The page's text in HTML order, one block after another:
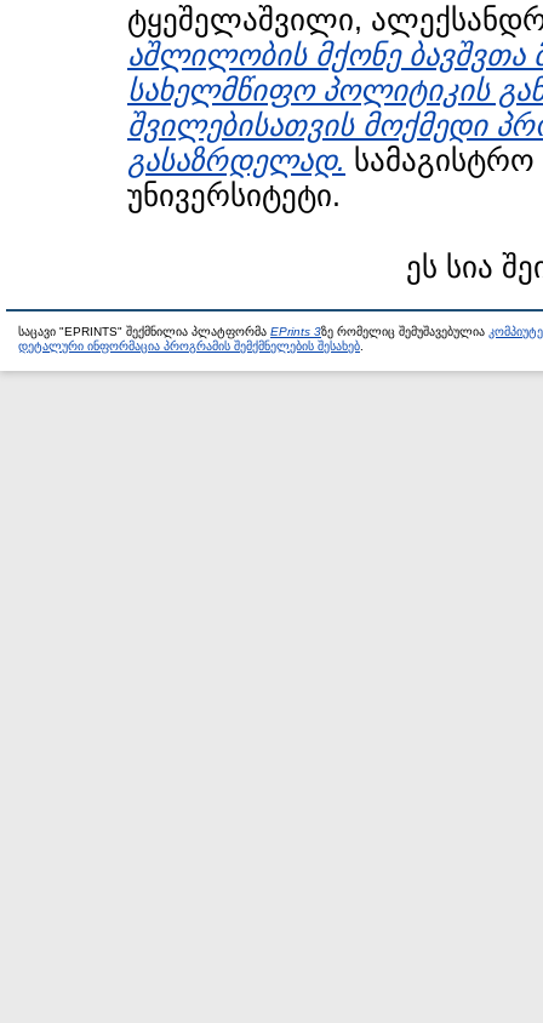
ტყეშელაშვილი,
აშლილობის მქონე ბავშვთა
სახელმწიფო პოლიტიკის
შვილებისათვის მოქმედი
გასაზრდელად.
უნივერსიტეტი.
ეს სია
საცავი "EPRINTS" შექმნილია პლატფორმა EPrints 3ზე რომელიც შემუშავებულია
დეტალური ინფორმაცია პროგრამის შემქმნელების შესახებ